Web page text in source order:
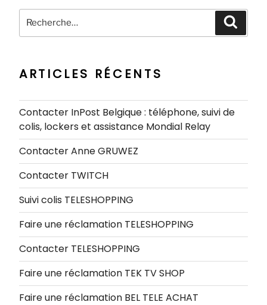
Recherche
pour
ARTICLES RÉCENTS
Contacter InPost Belgique : téléphone, suivi de
colis, lockers et assistance Mondial Relay
Contacter Anne GRUWEZ
Contacter TWITCH
Suivi colis TELESHOPPING
Faire une réclamation TELESHOPPING
Contacter TELESHOPPING
Faire une réclamation TEK TV SHOP
Faire une réclamation BEL TELE ACHAT